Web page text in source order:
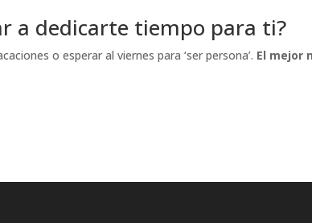
a dedicarte tiempo para ti?
o esperar al viernes para ‘ser persona’. El mejor